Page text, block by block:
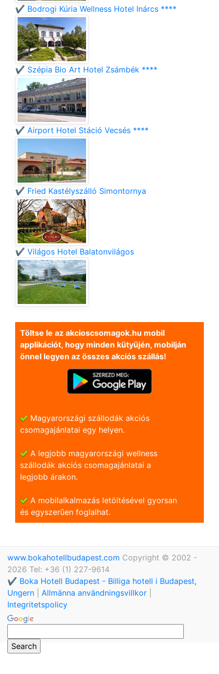
✔️ Bodrogi Kúria Wellness Hotel Inárcs ****
✔️ Szépia Bio Art Hotel Zsámbék ****
✔️ Airport Hotel Stáció Vecsés ****
✔️ Fried Kastélyszálló Simontornya
✔️ Világos Hotel Balatonvilágos
Töltse le az akcioscsomagok.hu mobil
applikációt, hogy minden kütyüjén, mobilján
önnel legyen az összes akciós szállás!
Magyarországi szállodák akciós
csomagajánlatai egy helyen.
A legjobb magyarországi wellness
szállodák akciós csomagajánlatai a
legjobb árakon.
A mobilalkalmazás letöltésével gyorsan
és egyszerũen foglalhat.
www.bokahotellbudapest.com Copyright © 2002 -
2026 Tel: +36 (1) 227-9614
✔️ Boka Hotell Budapest - Billiga hotell i Budapest,
Ungern
Allmänna användningsvillkor
Integritetspolicy